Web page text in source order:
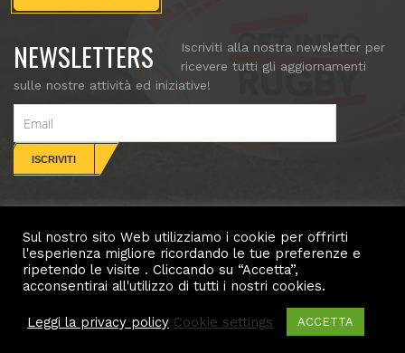
NEWSLETTERS
Iscriviti alla nostra newsletter per
ricevere tutti gli aggiornamenti
sulle nostre attività ed iniziative!
CONTATTI
Copyright (c) Villorba Rugby. All rights reserved.
Sul nostro sito Web utilizziamo i cookie per offrirti
l'esperienza migliore ricordando le tue preferenze e
ripetendo le visite . Cliccando su “Accetta”,
acconsentirai all'utilizzo di tutti i nostri cookies.
Leggi la privacy policy Cookie settings ACCETTA